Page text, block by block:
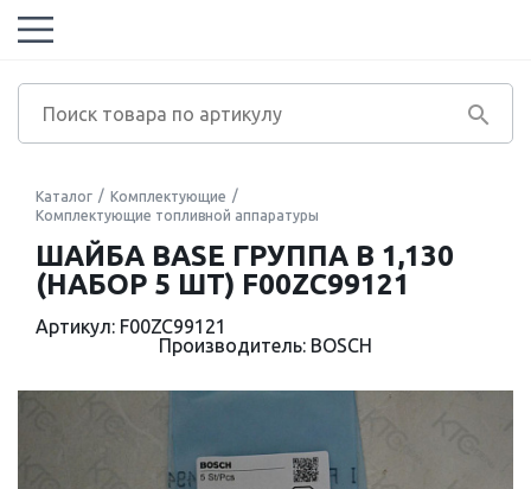
Каталог
Комплектующие
Комплектующие топливной аппаратуры
ШАЙБА BASE ГРУППА B 1,130
(НАБОР 5 ШТ) F00ZC99121
Артикул: F00ZC99121
Производитель: BOSCH